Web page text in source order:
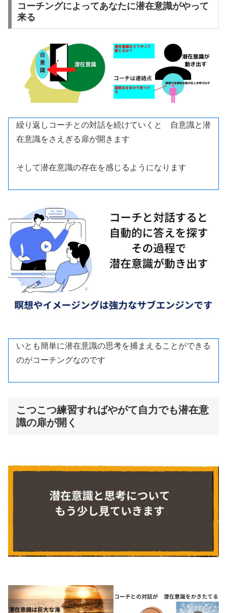
コーチングによってあなたに潜在意識がやって
来る
繰り返しコーチとの対話を続けていくと 自意識と潜
在意識をさえぎる扉が開きます
そして潜在意識の存在を感じるようになります
いとも簡単に潜在意識の思考を捕まえることができる
のがコーチングなのです
こつこつ練習すればやがて自力でも潜在意
識の扉が開く